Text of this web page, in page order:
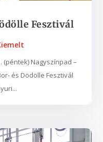
Fesztivál
(péntek) Nagyszínpad –
és Dödölle Fesztivál